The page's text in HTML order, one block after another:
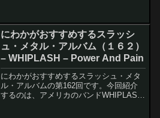
にわかがおすすめするスラッシ
ュ・メタル・アルバム（１６２）
– WHIPLASH – Power And Pain
にわかがおすすめするスラッシュ・メタ
ル・アルバムの第162回です。今回紹介
するのは、アメリカのバンドWHIPLASH